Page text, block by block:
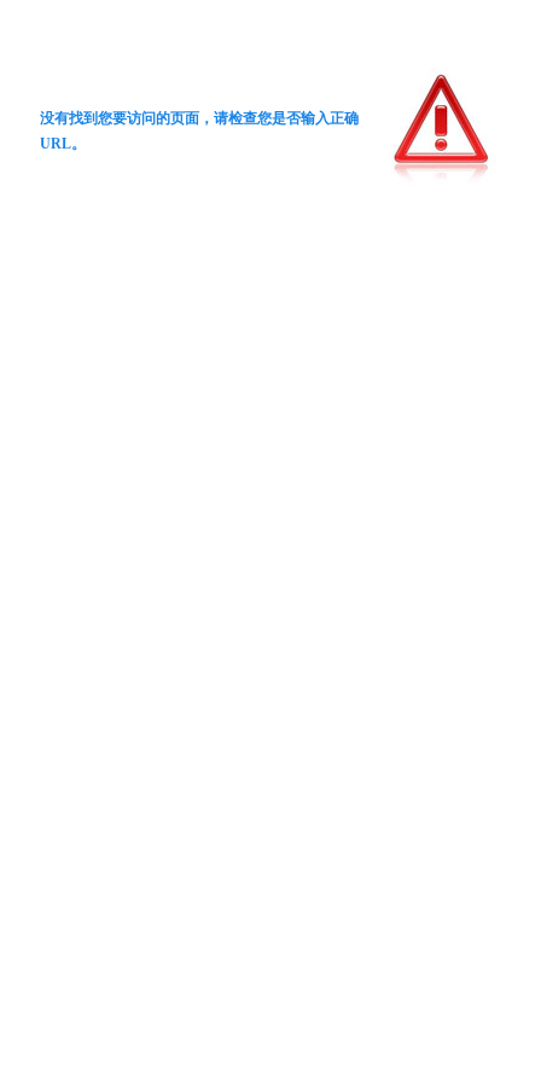
没有找到您要访问的页面，请检查您是否输入正确
URL。